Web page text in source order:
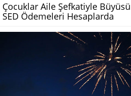
Çocuklar Aile Şefkatiyle
SED Ödemeleri Hesaplarda